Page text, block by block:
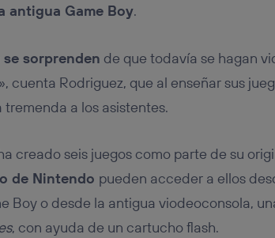
antigua Game Boy.
sorprenden de que todavía se hagan
cuenta Rodriguez, que al enseñar sus
a los asistentes.
creado seis juegos como parte de su
de Nintendo pueden acceder a ellos
Boy o desde la antigua viodeoconsola,
, con ayuda de un cartucho flash.